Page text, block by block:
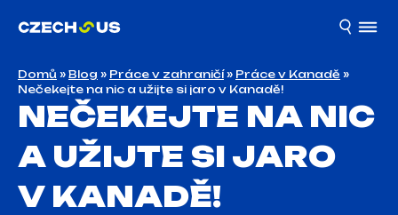
Domů » Blog » Práce v zahraničí» Práce v Kanadě »
Nečekejte na nic a užijte si jaro v Kanadě!
NEČEKEJTE NA NIC
A UŽIJTE SI JARO
V KANADĚ!